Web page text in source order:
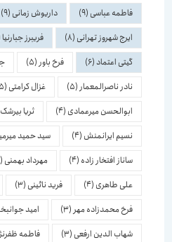
فاطمه عباسی(9) داریوش زمانی(9)
ایرج شهروز تهرانی(8) فریبرز جبارنیا(7)
گیتی اعتماد(6) فرخ باور (5)
نادر ناصرالمعمار(5) غزال کرامتی(5)
ابوالحسن میرعمادی(4) ثریا بیرشک(4)
نسیم ایرانمنش(4) سید حمید میرمیران
ساناز افتخار زاده(4) مهرداد بهمنی(4)
علی طاهری(4) فرید نائینی(3)
فرخ محمدزاده مهر (3) امید جوانبخت(3)
شهاب الدین ارفعی(3) فاطمه ظفرنژاد(3)